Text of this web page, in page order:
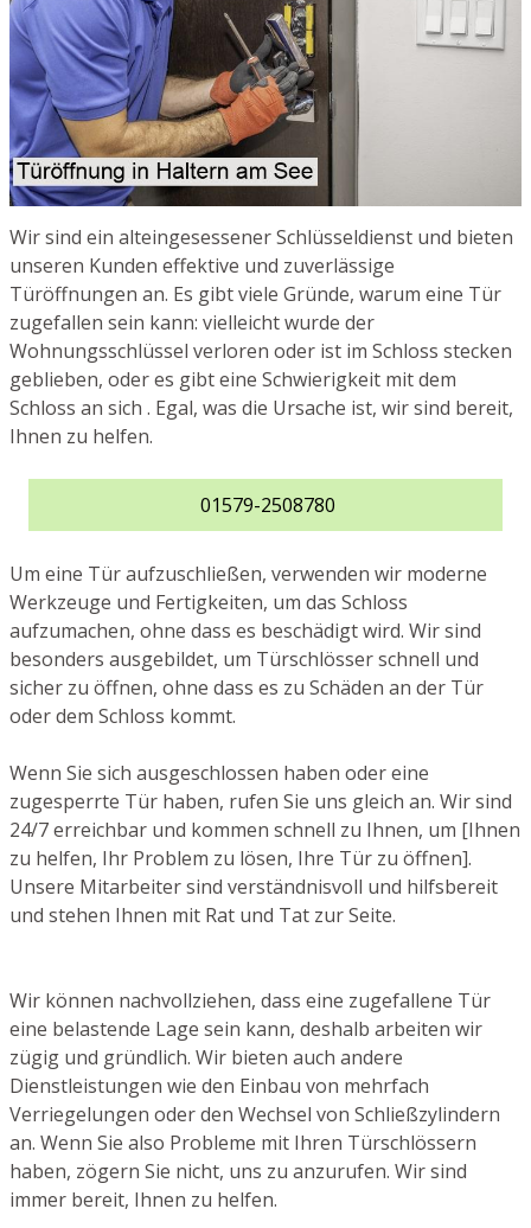
Wir sind ein alteingesessener Schlüsseldienst und bieten
unseren Kunden effektive und zuverlässige
Türöffnungen an. Es gibt viele Gründe, warum eine Tür
zugefallen sein kann: vielleicht wurde der
Wohnungsschlüssel verloren oder ist im Schloss stecken
geblieben, oder es gibt eine Schwierigkeit mit dem
Schloss an sich . Egal, was die Ursache ist, wir sind bereit,
Ihnen zu helfen.
01579-2508780
Um eine Tür aufzuschließen, verwenden wir moderne
Werkzeuge und Fertigkeiten, um das Schloss
aufzumachen, ohne dass es beschädigt wird. Wir sind
besonders ausgebildet, um Türschlösser schnell und
sicher zu öffnen, ohne dass es zu Schäden an der Tür
oder dem Schloss kommt.
Wenn Sie sich ausgeschlossen haben oder eine
zugesperrte Tür haben, rufen Sie uns gleich an. Wir sind
24/7 erreichbar und kommen schnell zu Ihnen, um [Ihnen
zu helfen, Ihr Problem zu lösen, Ihre Tür zu öffnen].
Unsere Mitarbeiter sind verständnisvoll und hilfsbereit
und stehen Ihnen mit Rat und Tat zur Seite.
Wir können nachvollziehen, dass eine zugefallene Tür
eine belastende Lage sein kann, deshalb arbeiten wir
zügig und gründlich. Wir bieten auch andere
Dienstleistungen wie den Einbau von mehrfach
Verriegelungen oder den Wechsel von Schließzylindern
an. Wenn Sie also Probleme mit Ihren Türschlössern
haben, zögern Sie nicht, uns zu anzurufen. Wir sind
immer bereit, Ihnen zu helfen.